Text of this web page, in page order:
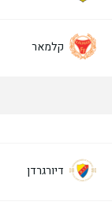
קלמאר
דיורגרדן